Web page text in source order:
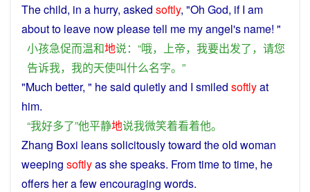
Thechild, in a hurry, asked softly, "Oh God, ifI am
aboutto leave nowpleasetell me myangel's name! "
小孩急促而温和地说：“哦， 上帝， 我要出发了， 请您
告诉我， 我的天使叫什么名字。”
"Much better, " hesaid quietlyand I smiled softlyat
him.
“我好多了”他平静地说我微笑着看着他。
Zhang Boxi leans solicitouslytoward theold woman
weeping softlyas she speaks. Fromtimetotime, he
offers her afewencouraging words.